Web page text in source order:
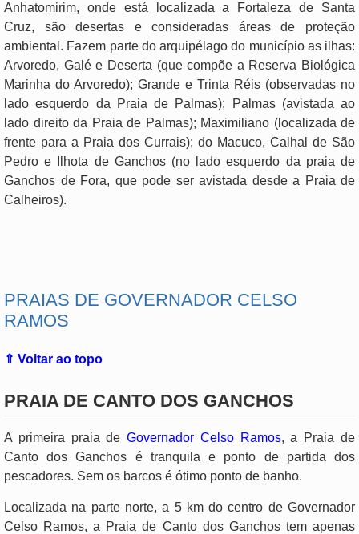
Anhatomirim, onde está localizada a Fortaleza de Santa
Cruz, são desertas e consideradas áreas de proteção
ambiental. Fazem parte do arquipélago do município as ilhas:
Arvoredo, Galé e Deserta (que compõe a Reserva Biológica
Marinha do Arvoredo); Grande e Trinta Réis (observadas no
lado esquerdo da Praia de Palmas); Palmas (avistada ao
lado direito da Praia de Palmas); Maximiliano (localizada de
frente para a Praia dos Currais); do Macuco, Calhal de São
Pedro e Ilhota de Ganchos (no lado esquerdo da praia de
Ganchos de Fora, que pode ser avistada desde a Praia de
Calheiros).
PRAIAS DE GOVERNADOR CELSO
RAMOS
⇑ Voltar ao topo
PRAIA DE CANTO DOS GANCHOS
A primeira praia deGovernador Celso Ramos, a Praia de
Canto dos Ganchos é tranquila e ponto de partida dos
pescadores. Sem os barcos é ótimo ponto de banho.
Localizada na parte norte, a 5 km do centro de Governador
Celso Ramos, a Praia de Canto dos Ganchos tem apenas